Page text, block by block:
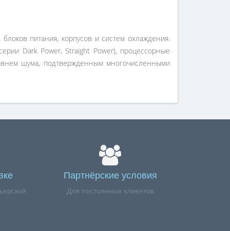
питания, корпусов и систем охлаждения.
Dark Power, Straight Power), процессорные
шума, подтвержденным многочисленными
Партнёрские условия
Для постоянных клиентов